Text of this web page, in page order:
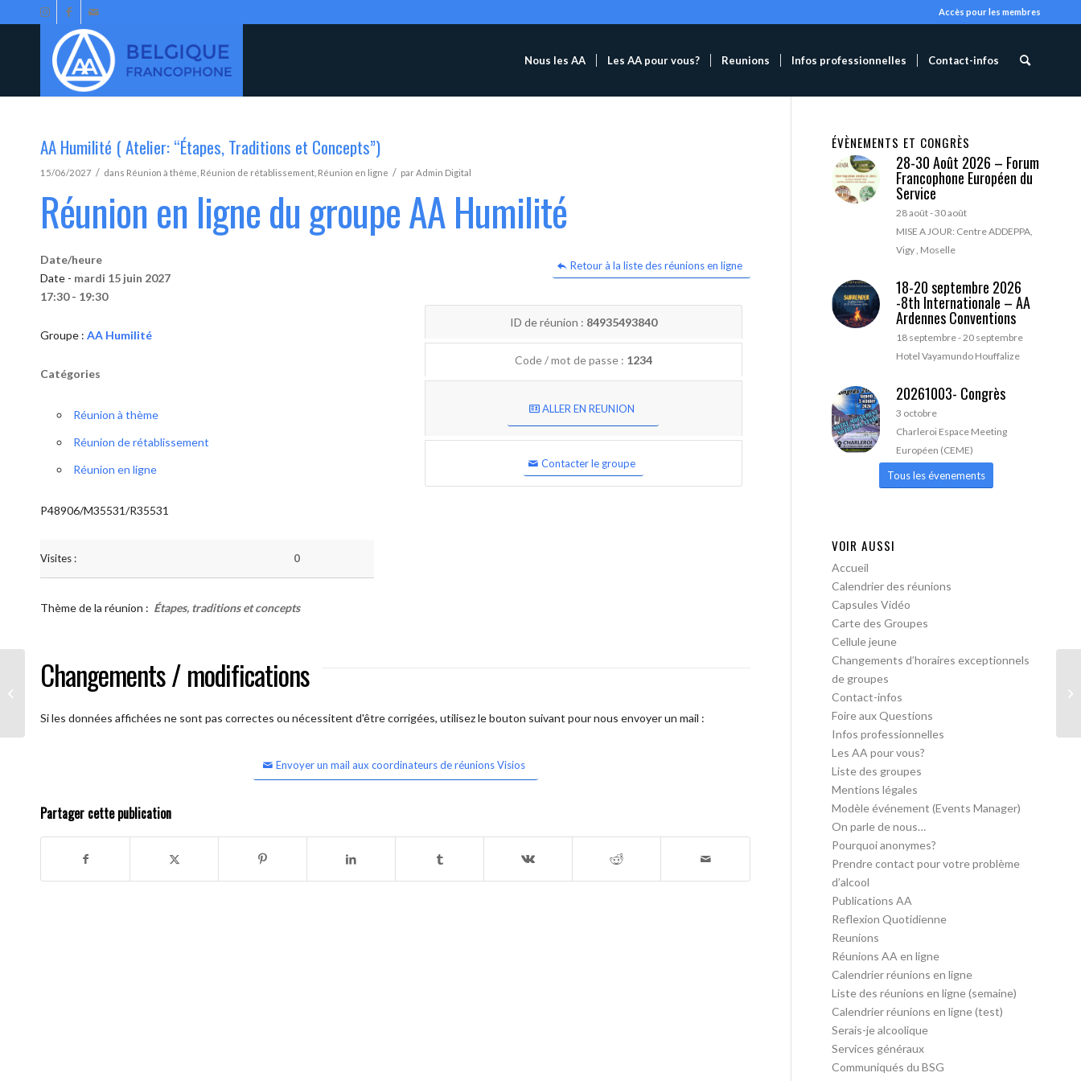
Accès pour les membres
Nous les AA Les AA pour vous? Reunions Infos professionnelles Contact-infos
AA Humilité ( Atelier: “Étapes, Traditions et Concepts”)
15/06/2027 / dans Réunion à thème Réunion de rétablissement Réunion en ligne / parAdmin Digital
Réunion en ligne du groupe AA Humilité
Retour à la liste des réunions en ligne
Date/heure
Date - mardi 15 juin 2027
17:30 - 19:30
Groupe : AA Humilité
Catégories
Réunion à thème
Réunion de rétablissement
Réunion en ligne
P48906/M35531/R35531
Visites : 0
ID de réunion : 84935493840
Code / mot de passe : 1234
ALLER EN REUNION
Contacter le groupe
Thème de la réunion : Étapes, traditions et concepts
Changements / modifications
Si les données affichées ne sont pas correctes ou nécessitent d'être corrigées, utilisez le bouton suivant pour nous envoyer un mail :
Envoyer un mail aux coordinateurs de réunions Visios
Partager cette publication
ÉVÈNEMENTS ET CONGRÈS
28-30 Août 2026 – Forum
Francophone Européen du
Service
28 août-30 août
MISE A JOUR: Centre ADDEPPA,
Vigy , Moselle
18-20 septembre 2026
-8th Internationale – AA
Ardennes Conventions
18 septembre-20 septembre
Hotel Vayamundo Houffalize
20261003- Congrès
3 octobre
Charleroi Espace Meeting
Européen (CEME)
Tous les évenements
VOIR AUSSI
Accueil
Calendrier des réunions
Capsules Vidéo
Carte des Groupes
Cellule jeune
Changements d’horaires exceptionnels
de groupes
Contact-infos
Foire aux Questions
Infos professionnelles
Les AA pour vous?
Liste des groupes
Mentions légales
Modèle événement (Events Manager)
On parle de nous…
Pourquoi anonymes?
Prendre contact pour votre problème
d’alcool
Publications AA
Reflexion Quotidienne
Reunions
Réunions AA en ligne
Calendrier réunions en ligne
Liste des réunions en ligne (semaine)
Calendrier réunions en ligne (test)
Serais-je alcoolique
Services généraux
Communiqués du BSG
AA Humilité ( Atelier: “Étapes,